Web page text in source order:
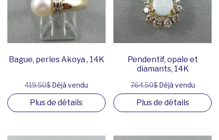
Bague, perles Akoya , 14K
419.50$Déjà vendu
Plus de détails
Pendentif, opale et
diamants, 14K
764.50$Déjà vendu
Plus de détails